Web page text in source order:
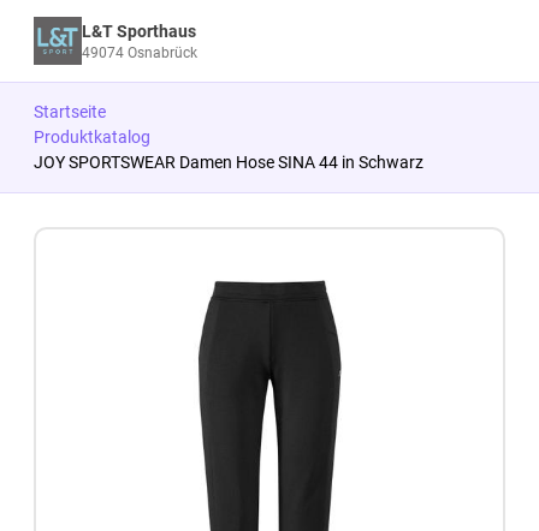
L&T Sporthaus
49074 Osnabrück
Startseite
Produktkatalog
JOY SPORTSWEAR Damen Hose SINA 44 in Schwarz